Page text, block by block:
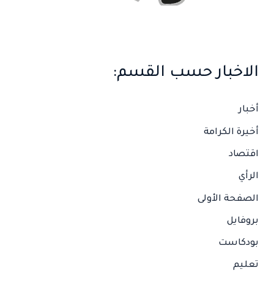
الاخبار حسب القسم:
أخبار
أخيرة الكرامة
اقتصاد
الرأي
الصفحة الأولى
بروفايل
بودكاست
تعليم